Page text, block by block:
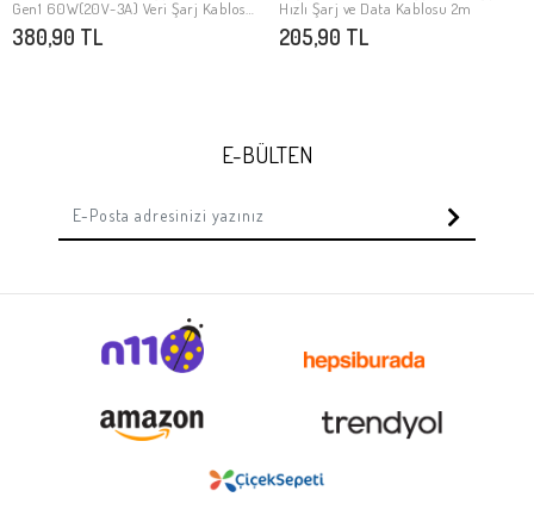
Gen1 60W(20V-3A) Veri Şarj Kablosu
1M
380,90 TL
Hızlı Şarj ve Data Kablosu 2m
205,90 TL
E-BÜLTEN